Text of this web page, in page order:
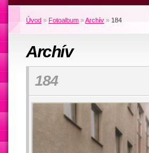
Úvod » Fotoalbum »Archív » 184
Archív
184